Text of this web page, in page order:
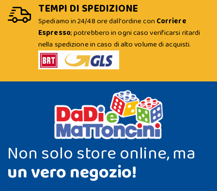
TEMPI DI SPEDIZIONE
Spediamo in 24/48 ore dall'ordine con Corriere
Espresso; potrebbero in ogni caso verificarsi ritardi
nella spedizione in caso di alto volume di acquisti.
Non solo store online, ma
un vero negozio!